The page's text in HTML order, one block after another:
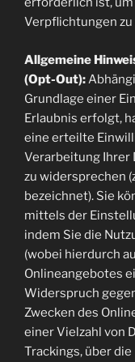
Verpflichtungen
Allgemeine
(Opt-Out):
Grundlage einer
Erlaubnis erfolgt,
eine erteilte
Verarbeitung Ihrer
zu widersprechen
bezeichnet). Sie
mittels der
indem Sie die
(wobei hierdurch
Onlineangebotes
Widerspruch
Zwecken des
einer Vielzahl von
Trackings, über die